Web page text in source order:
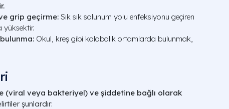
ve grip geçirme: Sık sık solunum yolu enfeksiyonu geçiren
yüksektir.
Okul, kreş gibi kalabalık ortamlarda bulunmak,
(viral veya bakteriyel) ve şiddetine bağlı olarak
şunlardır: